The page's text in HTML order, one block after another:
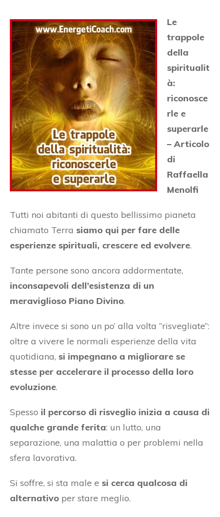
Le
trappole
della
spiritualit
à:
riconosce
rle e
superarle
– Articolo
di
Raffaella
Menolfi
Tutti noi abitanti di questo bellissimo pianeta
chiamato Terra siamo qui per fare delle
esperienze spirituali, crescere ed evolvere.
Tante persone sono ancora addormentate,
inconsapevoli dell’esistenza di un
meraviglioso Piano Divino.
Altre invece si sono un po’ alla volta “risvegliate”:
oltre a vivere le normali esperienze della vita
quotidiana, si impegnano a migliorare se
stesse per accelerare il processo della loro
evoluzione.
Spesso il percorso di risveglio inizia a causa di
qualche grande ferita: un lutto, una
separazione, una malattia o per problemi nella
sfera lavorativa.
Si soffre, si sta male e si cerca qualcosa di
alternativo per stare meglio.